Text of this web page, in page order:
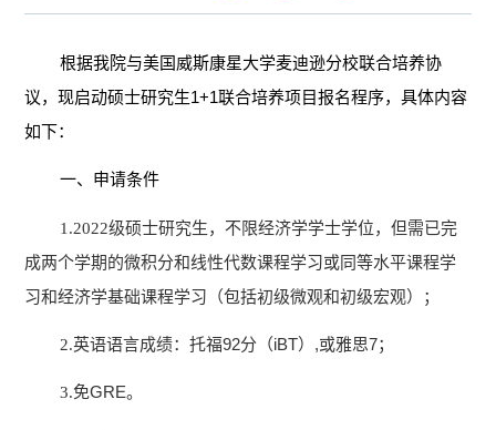
根据我院与美国威斯康星大学麦迪逊分校联合培养协
议，现启动硕士研究生1+1联合培养项目报名程序，具体内容
如下：
一、申请条件
1.2022级硕士研究生，不限经济学学士学位，但需已完
成两个学期的微积分和线性代数课程学习或同等水平课程学
习和经济学基础课程学习（包括初级微观和初级宏观）；
2.英语语言成绩：托福92分（iBT） ,或雅思7；
3.免GRE。